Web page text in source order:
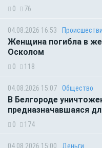
0 76
04.08.2026 16:53
Женщина погибла в
Осколом
0 118
04.08.2026 15:07 Общество
В Белгороде
предназначавшаяся
0 174
04.08.2026 15:00 Деньги